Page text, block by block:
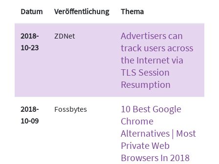
Datum Veröffentlichung Thema
2018-
10-23
ZDNet
Advertisers can
track users across
the Internet via
TLS Session
Resumption
2018-
10-09
Fossbytes
10 Best Google
Chrome
Alternatives | Most
Private Web
Browsers In 2018